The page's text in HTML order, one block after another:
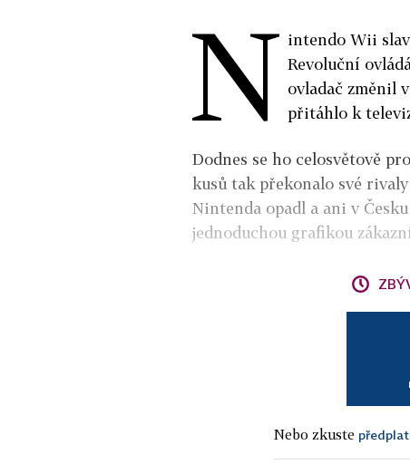
N intendo Wii
Revoluční
ovladač změnil
přitáhlo k
Dodnes se ho celosvětově
kusů tak překonalo své
Nintenda opadl a ani v
jednoduchou grafikou
Nebo zkuste